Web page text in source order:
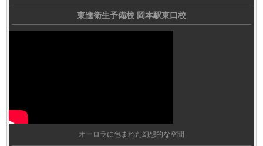
東進衛生予備校 岡本駅東口校
オーロラに包まれた幻想的な空間